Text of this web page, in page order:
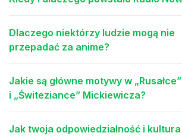
Dlaczego niektórzy ludzie mogą nie
przepadać za anime?
Jakie są główne motywy w
i „Świteziance” Mickiewicza?
Jak twoja odpowiedzialność i kultura